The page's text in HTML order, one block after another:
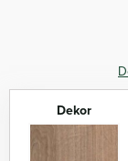
Dekor